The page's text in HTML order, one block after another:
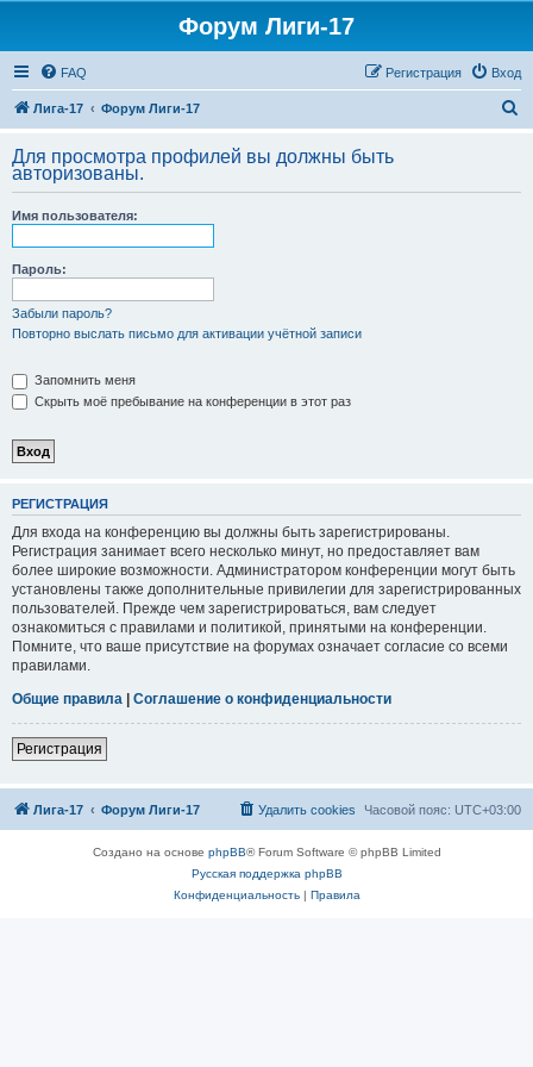
Форум Лиги-17
FAQ Вход
Регистрация
Лига-17 Форум Лиги-17
с
Для просмотра профилей вы должны быть
авторизованы.
Имя пользователя:
Пароль:
Забыли пароль?
Повторно выслать письмо для активации учётной записи
Запомнить меня
Скрыть моё пребывание на конференции в этот раз
РЕГИСТРАЦИЯ
Для входа на конференцию вы должны быть зарегистрированы.
Регистрация занимает всего несколько минут, но предоставляет вам
более широкие возможности. Администратором конференции могут быть
установлены также дополнительные привилегии для зарегистрированных
пользователей. Прежде чем зарегистрироваться, вам следует
ознакомиться с правилами и политикой, принятыми на конференции.
Помните, что ваше присутствие на форумах означает согласие со всеми
правилами.
Общие правила | Соглашение о конфиденциальности
Регистрация
Лига-17 Форум Лиги-17 Часовой пояс: UTC+03:00
Удалить cookies
Создано на основе phpBB® Forum Software © phpBB Limited
Русская поддержка phpBB
Конфиденциальность| Правила